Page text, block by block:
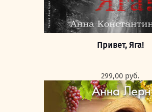
Привет, Яга!
299,00 руб.